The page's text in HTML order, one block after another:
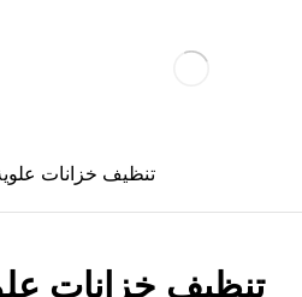
تنظيف خزانات
تنظيف خزانات